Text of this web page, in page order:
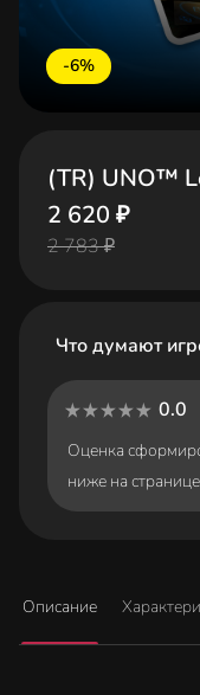
-6%
(TR) UNO™
2 620 ₽
2 783 ₽
Что думают
0.0
Оценка
ниже на
Описание